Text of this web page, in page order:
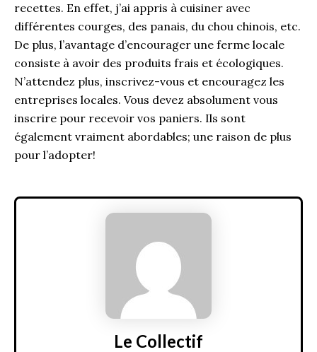
recettes. En effet, j’ai appris à cuisiner avec
différentes courges, des panais, du chou chinois, etc.
De plus, l’avantage d’encourager une ferme locale
consiste à avoir des produits frais et écologiques.
N’attendez plus, inscrivez-vous et encouragez les
entreprises locales. Vous devez absolument vous
inscrire pour recevoir vos paniers. Ils sont
également vraiment abordables; une raison de plus
pour l’adopter!
Le Collectif